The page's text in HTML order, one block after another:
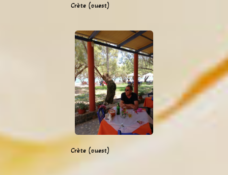
Crète (ouest)
Crète (ouest)